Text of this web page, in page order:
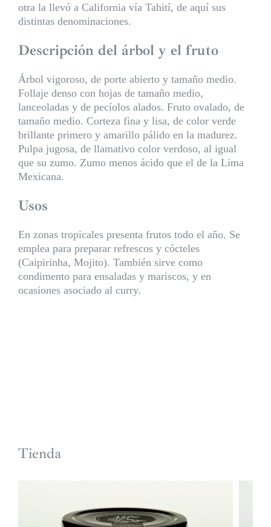
otra la llevó a California vía Tahití, de aquí sus
distintas denominaciones.
Descripción del árbol y el fruto
Árbol vigoroso, de porte abierto y tamaño medio.
Follaje denso con hojas de tamaño medio,
lanceoladas y de pecíolos alados. Fruto ovalado, de
tamaño medio. Corteza fina y lisa, de color verde
brillante primero y amarillo pálido en la madurez.
Pulpa jugosa, de llamativo color verdoso, al igual
que su zumo. Zumo menos ácido que el de la Lima
Mexicana.
Usos
En zonas tropicales presenta frutos todo el año. Se
emplea para preparar refrescos y cócteles
(Caipirinha, Mojito). También sirve como
condimento para ensaladas y mariscos, y en
ocasiones asociado al curry.
Tienda